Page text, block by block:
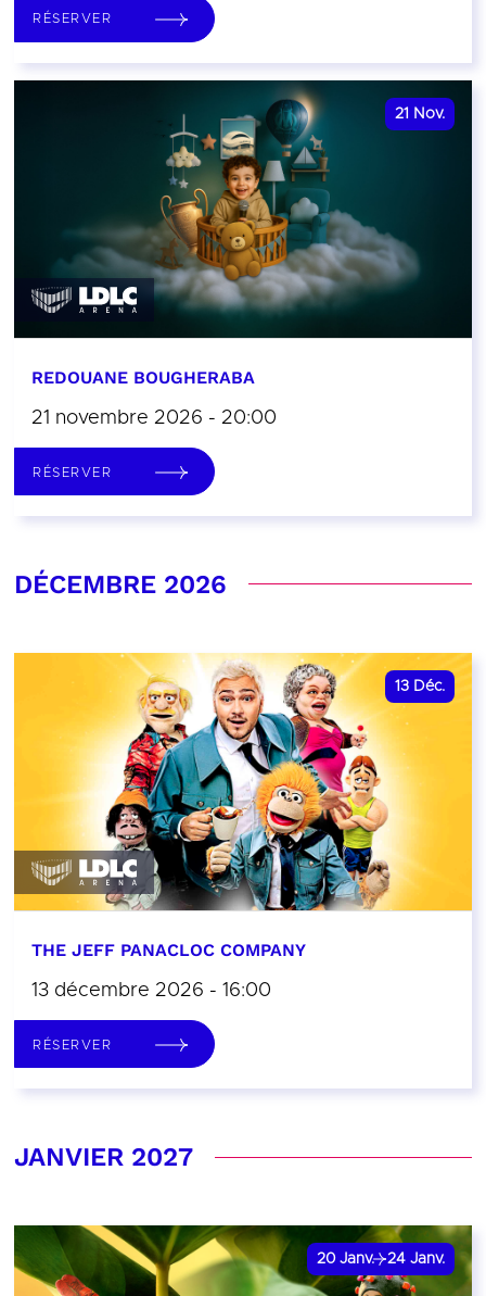
RÉSERVER
21 Nov.
REDOUANE BOUGHERABA
21 novembre 2026 - 20:00
RÉSERVER
DÉCEMBRE 2026
13 Déc.
THE JEFF PANACLOC COMPANY
13 décembre 2026 - 16:00
RÉSERVER
JANVIER 2027
20 Janv. 24 Janv.